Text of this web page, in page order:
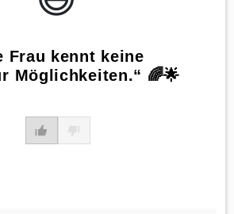
Frau kennt keine
Möglichkeiten.“ 🌈🌟